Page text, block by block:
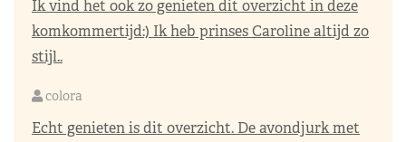
Ik vind het ook zo genieten dit overzicht in deze
komkommertijd:) Ik heb prinses Caroline altijd zo
stijl..
colora
Echt genieten is dit overzicht. De avondjurk met